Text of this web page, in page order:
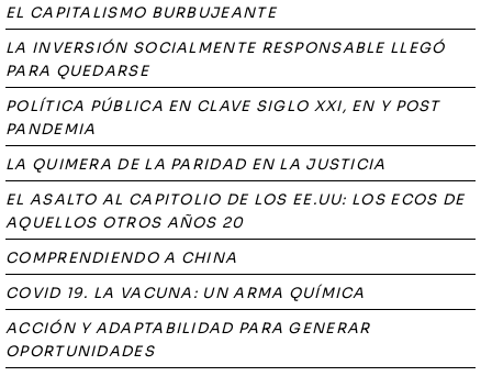
EL CAPITALISMO BURBUJEANTE
LA INVERSIÓN SOCIALMENTE RESPONSABLE LLEGÓ
PARA QUEDARSE
POLÍTICA PÚBLICA EN CLAVE SIGLO XXI, EN Y POST
PANDEMIA
LA QUIMERA DE LA PARIDAD EN LA JUSTICIA
EL ASALTO AL CAPITOLIO DE LOS EE.UU: LOS ECOS DE
AQUELLOS OTROS AÑOS 20
COMPRENDIENDO A CHINA
COVID 19. LA VACUNA: UN ARMA QUÍMICA
ACCIÓN Y ADAPTABILIDAD PARA GENERAR
OPORTUNIDADES